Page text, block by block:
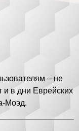
– не
и в дни Еврейских
Моэд.